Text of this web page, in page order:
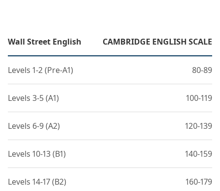
Wall Street English CAMBRIDGE ENGLISH SCALE
Levels 1-2 (Pre-A1) 80-89
Levels 3-5 (A1) 100-119
Levels 6-9 (A2) 120-139
Levels 10-13 (B1) 140-159
Levels 14-17 (B2) 160-179